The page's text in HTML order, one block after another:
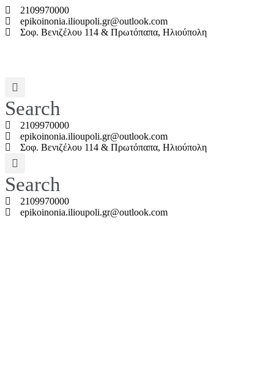
2109970000
epikoinonia.ilioupoli.gr@outlook.com
Σοφ. Βενιζέλου 114 & Πρωτόπαπα, Ηλιούπολη
Search
2109970000
epikoinonia.ilioupoli.gr@outlook.com
Σοφ. Βενιζέλου 114 & Πρωτόπαπα, Ηλιούπολη
Search
2109970000
epikoinonia.ilioupoli.gr@outlook.com